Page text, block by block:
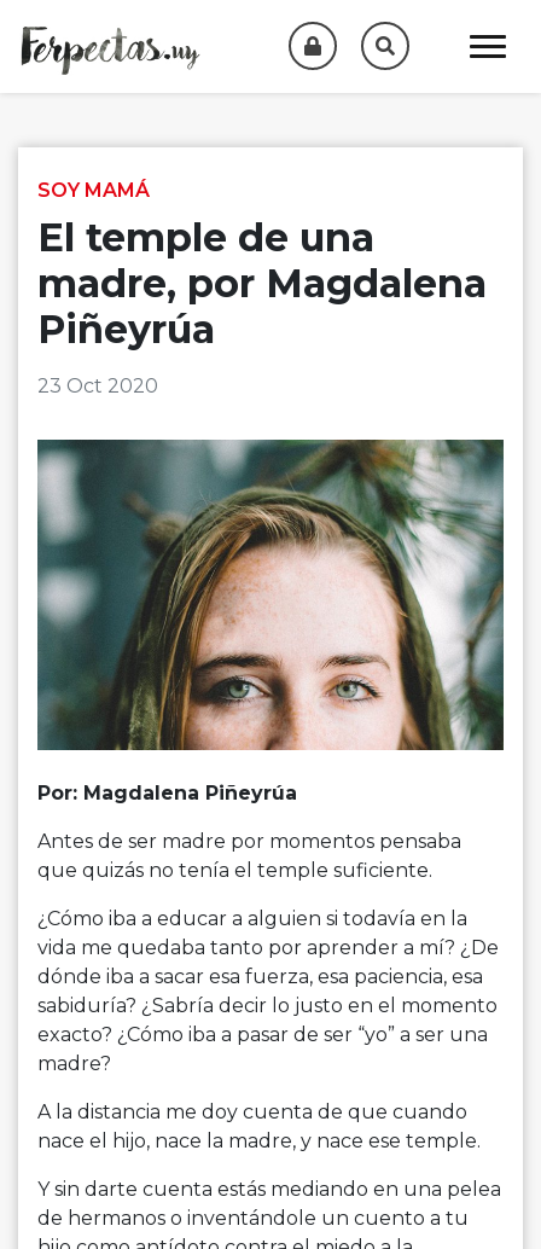
SOY MAMÁ
El temple de una
madre, por Magdalena
Piñeyrúa
23 Oct 2020
Por: Magdalena Piñeyrúa
Antes de ser madre por momentos pensaba
que quizás no tenía el temple suficiente.
¿Cómo iba a educar a alguien si todavía en la
vida me quedaba tanto por aprender a mí? ¿De
dónde iba a sacar esa fuerza, esa paciencia, esa
sabiduría? ¿Sabría decir lo justo en el momento
exacto? ¿Cómo iba a pasar de ser “yo” a ser una
madre?
A la distancia me doy cuenta de que cuando
nace el hijo, nace la madre, y nace ese temple.
Y sin darte cuenta estás mediando en una pelea
de hermanos o inventándole un cuento a tu